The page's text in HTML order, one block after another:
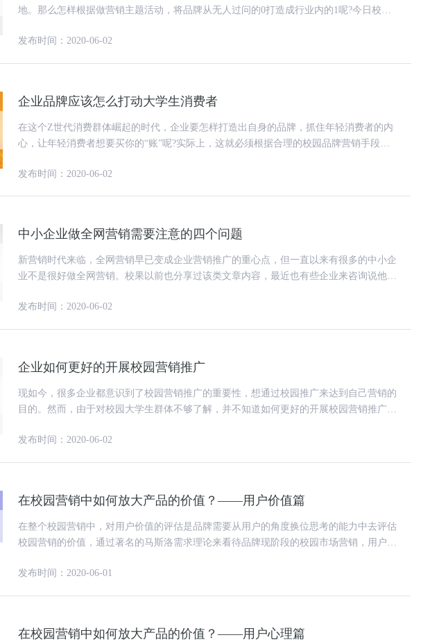
地。那么怎样根据做营销主题活动，将品牌从无人过问的0打造成行业内的1呢?今日校果
发布时间：2020-06-02
企业品牌应该怎么打动大学生消费者
在这个Z世代消费群体崛起的时代，企业要怎样打造出自身的品牌，抓住年轻消费者的内
心，让年轻消费者想要买你的“账”呢?实际上，这就必须根据合理的校园品牌营销手段来
发布时间：2020-06-02
中小企业做全网营销需要注意的四个问题
新营销时代来临，全网营销早已变成企业营销推广的重心点，但一直以来有很多的中小企
业不是很好做全网营销。校果以前也分享过该类文章内容，最近也有些企业来咨询说他们
发布时间：2020-06-02
企业如何更好的开展校园营销推广
现如今，很多企业都意识到了校园营销推广的重要性，想通过校园推广来达到自己营销的
目的。然而，由于对校园大学生群体不够了解，并不知道如何更好的开展校园营销推广。
发布时间：2020-06-02
在校园营销中如何放大产品的价值？——用户价值篇
在整个校园营销中，对用户价值的评估是品牌需要从用户的角度换位思考的能力中去评估
校园营销的价值，通过著名的马斯洛需求理论来看待品牌现阶段的校园市场营销，用户对
发布时间：2020-06-01
在校园营销中如何放大产品的价值？——用户心理篇